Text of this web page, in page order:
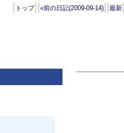
トップ «前の日記(2009-09-14) 最新